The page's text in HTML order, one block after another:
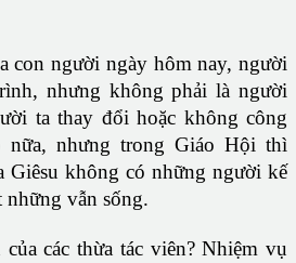
con người ngày hôm nay, người
nhưng không phải là người
ta thay đổi hoặc không công
nữa, nhưng trong Giáo Hội thì
Giêsu không có những người kế
vẫn sống.
các thừa tác viên? Nhiệm vụ